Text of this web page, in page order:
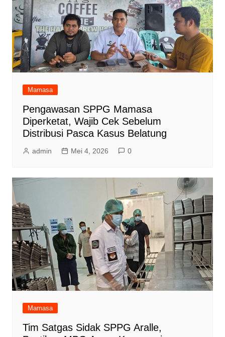
Mamasa
Pengawasan SPPG Mamasa
Diperketat, Wajib Cek Sebelum
Distribusi Pasca Kasus Belatung
admin Mei 4, 2026 0
Mamasa
Tim Satgas Sidak SPPG Aralle,